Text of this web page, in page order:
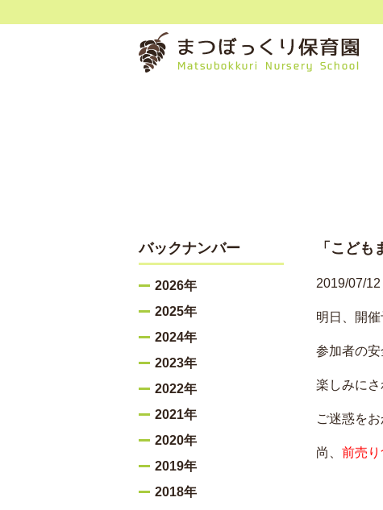
「こど
2019/07/12
明日、開
参加者の安
楽しみにさ
ご迷惑を
尚、 前売
バックナンバー
2026年
2025年
2024年
2023年
2022年
2021年
2020年
2019年
2018年